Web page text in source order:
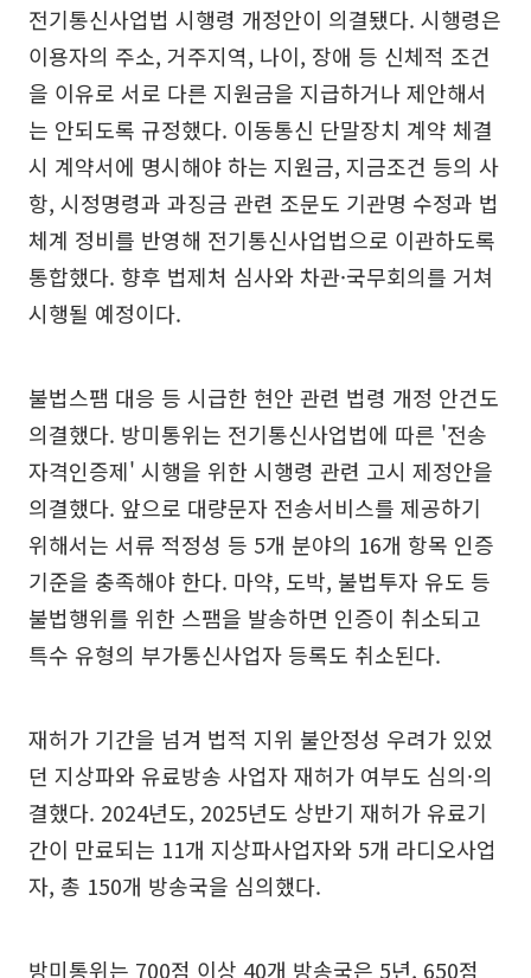
전기통신사업법 시행령 개정안이 의결됐다. 시행령은
이용자의 주소, 거주지역, 나이, 장애 등 신체적 조건
을 이유로 서로 다른 지원금을 지급하거나 제안해서
는 안되도록 규정했다. 이동통신 단말장치 계약 체결
시 계약서에 명시해야 하는 지원금, 지금조건 등의 사
항, 시정명령과 과징금 관련 조문도 기관명 수정과 법
체계 정비를 반영해 전기통신사업법으로 이관하도록
통합했다. 향후 법제처 심사와 차관·국무회의를 거쳐
시행될 예정이다.
불법스팸 대응 등 시급한 현안 관련 법령 개정 안건도
의결했다. 방미통위는 전기통신사업법에 따른 '전송
자격인증제' 시행을 위한 시행령 관련 고시 제정안을
의결했다. 앞으로 대량문자 전송서비스를 제공하기
위해서는 서류 적정성 등 5개 분야의 16개 항목 인증
기준을 충족해야 한다. 마약, 도박, 불법투자 유도 등
불법행위를 위한 스팸을 발송하면 인증이 취소되고
특수 유형의 부가통신사업자 등록도 취소된다.
재허가 기간을 넘겨 법적 지위 불안정성 우려가 있었
던 지상파와 유료방송 사업자 재허가 여부도 심의·의
결했다. 2024년도, 2025년도 상반기 재허가 유료기
간이 만료되는 11개 지상파사업자와 5개 라디오사업
자, 총 150개 방송국을 심의했다.
방미통위는 700점 이상 40개 방송국은 5년, 650점